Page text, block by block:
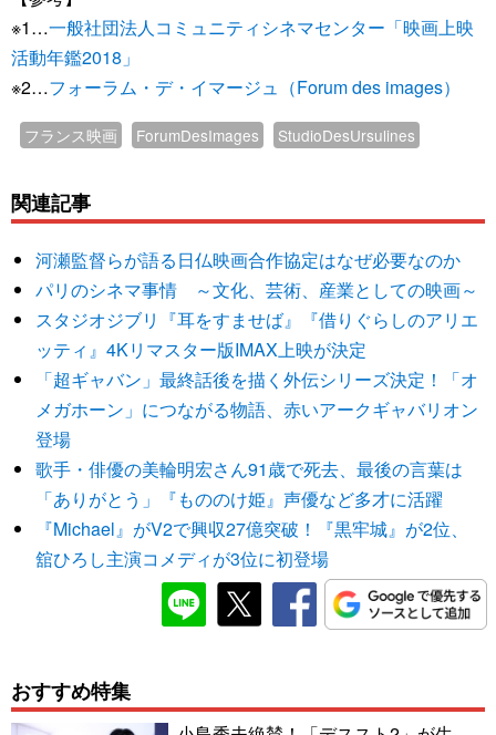
※1…一般社団法人コミュニティシネマセンター「映画上映
活動年鑑2018」
※2…フォーラム・デ・イマージュ（Forum des images）
フランス映画 ForumDesImages StudioDesUrsulines
関連記事
河瀬監督らが語る日仏映画合作協定はなぜ必要なのか
パリのシネマ事情 ～文化、芸術、産業としての映画～
スタジオジブリ『耳をすませば』『借りぐらしのアリエ
ッティ』4Kリマスター版IMAX上映が決定
「超ギャバン」最終話後を描く外伝シリーズ決定！「オ
メガホーン」につながる物語、赤いアークギャバリオン
登場
歌手・俳優の美輪明宏さん91歳で死去、最後の言葉は
「ありがとう」『もののけ姫』声優など多才に活躍
『Michael』がV2で興収27億突破！『黒牢城』が2位、
舘ひろし主演コメディが3位に初登場
おすすめ特集